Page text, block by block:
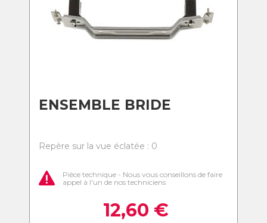
ENSEMBLE BRIDE
Repère sur la vue éclatée : 0
Pièce technique - Nous vous conseillons de faire
appel à l'un de nos techniciens
12,60 €